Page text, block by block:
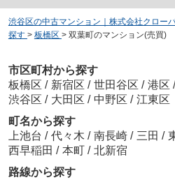
渋谷区の中古マンション｜株式会社クロー
探す > 板橋区 > 双葉町のマンション(売買)
市区町村から探す
板橋区 / 新宿区 / 世田谷区 / 港区 /
渋谷区 / 大田区 / 中野区 / 江東区
町名から探す
上池台 / 代々木 / 南長崎 / 三田 /
西早稲田 / 本町 / 北新宿
路線から探す